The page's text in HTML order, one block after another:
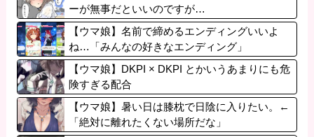
ーが無事だといいのですが…
【ウマ娘】名前で締めるエンディングいいよ
ね…「みんなの好きなエンディング」
【ウマ娘】DKPI × DKPI とかいうあまりにも危
険すぎる配合
【ウマ娘】暑い日は膝枕で日陰に入りたい。←
「絶対に離れたくない場所だな」